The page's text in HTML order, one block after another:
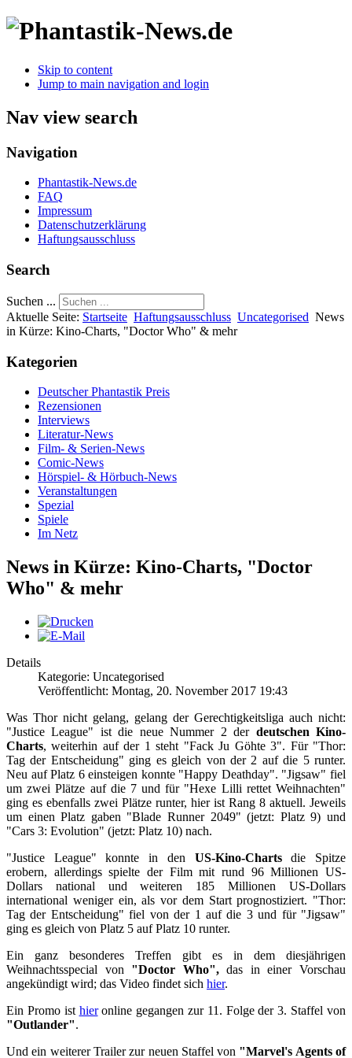
Skip to content
Jump to main navigation and login
Nav view search
Navigation
Phantastik-News.de
FAQ
Impressum
Datenschutzerklärung
Haftungsausschluss
Search
Suchen ...
Aktuelle Seite: Startseite Haftungsausschluss Uncategorised News
in Kürze: Kino-Charts, "Doctor Who" & mehr
Kategorien
Deutscher Phantastik Preis
Rezensionen
Interviews
Literatur-News
Film- & Serien-News
Comic-News
Hörspiel- & Hörbuch-News
Veranstaltungen
Spezial
Spiele
Im Netz
News in Kürze: Kino-Charts, "Doctor
Who" & mehr
Details
Kategorie: Uncategorised
Veröffentlicht: Montag, 20. November 2017 19:43
Was Thor nicht gelang, gelang der Gerechtigkeitsliga auch nicht:
"Justice League" ist die neue Nummer 2 der deutschen Kino-
Charts, weiterhin auf der 1 steht "Fack Ju Göhte 3". Für "Thor:
Tag der Entscheidung" ging es gleich von der 2 auf die 5 runter.
Neu auf Platz 6 einsteigen konnte "Happy Deathday". "Jigsaw" fiel
um zwei Plätze auf die 7 und für "Hexe Lilli rettet Weihnachten"
ging es ebenfalls zwei Plätze runter, hier ist Rang 8 aktuell. Jeweils
um einen Platz gaben "Blade Runner 2049" (jetzt: Platz 9) und
"Cars 3: Evolution" (jetzt: Platz 10) nach.
"Justice League" konnte in den US-Kino-Chartsdie Spitze
erobern, allerdings spielte der Film mit rund 96 Millionen US-
Dollars national und weiteren 185 Millionen US-Dollars
international weniger ein, als vor dem Start prognostiziert. "Thor:
Tag der Entscheidung" fiel von der 1 auf die 3 und für "Jigsaw"
ging es gleich von Platz 5 auf Platz 10 runter.
Ein ganz besonderes Treffen gibt es in dem diesjährigen
Weihnachtsspecial von "Doctor Who",das in einer Vorschau
angekündigt wird; das Video findet sich hier.
Ein Promo ist hieronline gegangen zur 11. Folge der 3. Staffel von
"Outlander".
Und ein weiterer Trailer zur neuen Staffel von "Marvel's Agents of